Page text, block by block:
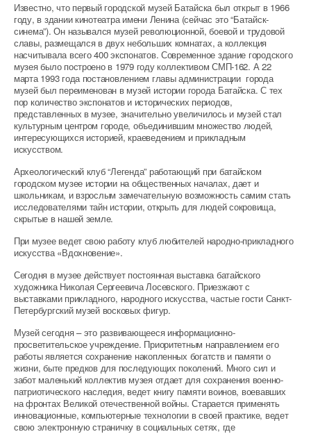
Известно, что первый городской музей Батайска был открыт в 1966
году, в здании кинотеатра имени Ленина (сейчас это “Батайск-
синема”). Он назывался музей революционной, боевой и трудовой
славы, размещался в двух небольших комнатах, а коллекция
насчитывала всего 400 экспонатов. Современное здание городского
музея было построено в 1979 году коллективом СМП-162. А 22
марта 1993 года постановлением главы администрации города
музей был переименован в музей истории города Батайска. С тех
пор количество экспонатов и исторических периодов,
представленных в музее, значительно увеличилось и музей стал
культурным центром городе, объединившим множество людей,
интересующихся историей, краеведением и прикладным
искусством.
Археологический клуб “Легенда” работающий при батайском
городском музее истории на общественных началах, дает и
школьникам, и взрослым замечательную возможность самим стать
исследователями тайн истории, открыть для людей сокровища,
скрытые в нашей земле.
При музее ведет свою работу клуб любителей народно-прикладного
искусства «Вдохновение».
Сегодня в музее действует постоянная выставка батайского
художника Николая Сергеевича Лосевского. Приезжают с
выставками прикладного, народного искусства, частые гости Санкт-
Петербургский музей восковых фигур.
Музей сегодня – это развивающееся информационно-
просветительское учреждение. Приоритетным направлением его
работы является сохранение накопленных богатств и памяти о
жизни, быте предков для последующих поколений. Много сил и
забот маленький коллектив музея отдает для сохранения военно-
патриотического наследия, ведет книгу памяти воинов, воевавших
на фронтах Великой отечественной войны. Старается применять
инновационные, компьютерные технологии в своей практике, ведет
свою электронную страничку в социальных сетях, где